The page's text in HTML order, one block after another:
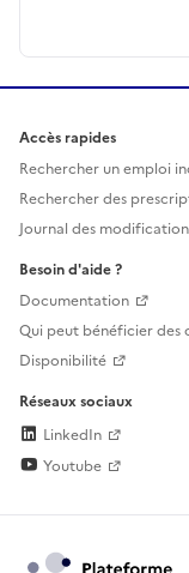
Accès rapides
Rechercher un emploi
Rechercher des
Journal des
Besoin d'aide ?
Documentation
Qui peut bénéficier des
Disponibilité
Réseaux sociaux
LinkedIn
Youtube